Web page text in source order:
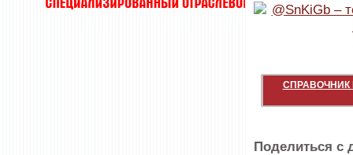
СПРАВОЧНИК
Поделиться с